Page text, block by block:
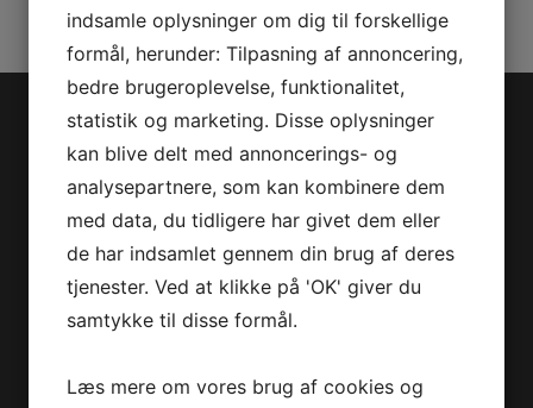
Jet-Trade Powersport
Jegstrupvej 280
8361 Hasselager
Telefon:+45 70 200 600
E-mail:info@jettrade.dk
CVR-nummer: 27233678
Produkter
indsamle oplysninger om dig til forskellige
formål, herunder: Tilpasning af annoncering,
bedre brugeroplevelse, funktionalitet,
statistik og marketing. Disse oplysninger
kan blive delt med annoncerings- og
analysepartnere, som kan kombinere dem
med data, du tidligere har givet dem eller
de har indsamlet gennem din brug af deres
tjenester. Ved at klikke på 'OK' giver du
samtykke til disse formål.
Læs mere om vores brug af cookies og